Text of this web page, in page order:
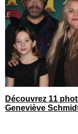
Découvrez 11
Geneviève